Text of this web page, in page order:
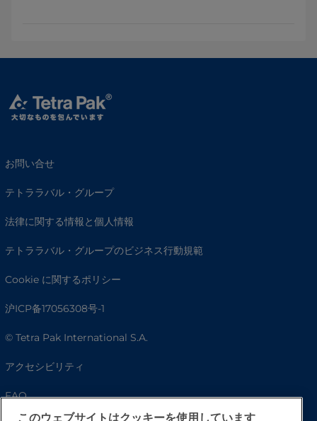
お問い合せ
テトララバル・グループ
法律に関する情報と個人情報
テトララバル・グループのビジネス行動規範
Cookie に関するポリシー
沪ICP备17056308号-1
© Tetra Pak International S.A.
アクセシビリティ
FAQ
このウェブサイトはクッキーを使用しています